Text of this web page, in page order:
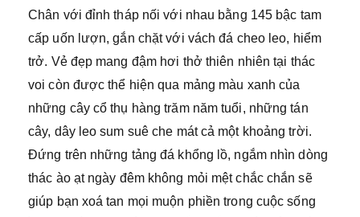
Chân với đỉnh tháp nối với nhau bằng 145 bậc tam
cấp uốn lượn, gắn chặt với vách đá cheo leo, hiểm
trở. Vẻ đẹp mang đậm hơi thở thiên nhiên tại thác
voi còn được thể hiện qua mảng màu xanh của
những cây cổ thụ hàng trăm năm tuổi, những tán
cây, dây leo sum suê che mát cả một khoảng trời.
Đứng trên những tảng đá khổng lồ, ngắm nhìn dòng
thác ào ạt ngày đêm không mỏi mệt chắc chắn sẽ
giúp bạn xoá tan mọi muộn phiền trong cuộc sống